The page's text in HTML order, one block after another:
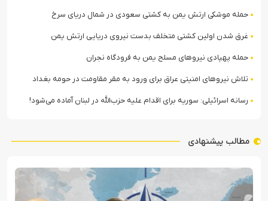
حمله موشکی ارتش یمن به کشتی سعودی در شمال دریای سرخ
غرق شدن اولین کشتی متخلف بدست نیروی دریایی ارتش یمن
حمله پهپادی نیروهای مسلح یمن به فرودگاه نجران
تلاش نیروهای امنیتی عراق برای ورود به مقر مقاومت در حومه بغداد
رسانه اسرائیلی: سوریه برای اقدام علیه حزب‌الله در لبنان آماده می‌شود!
مطالب پیشنهادی